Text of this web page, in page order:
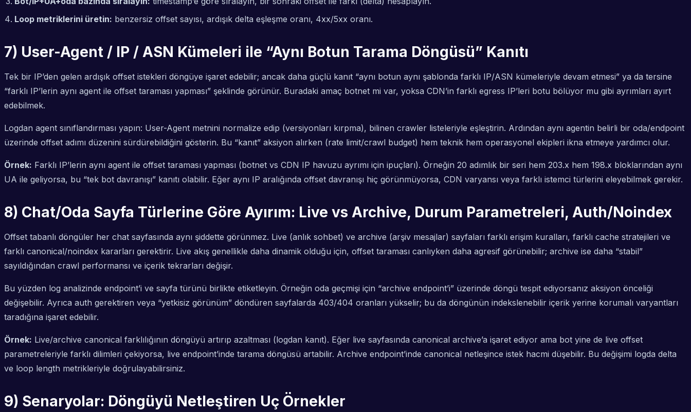
Loop metriklerini üretin: benzersiz offset sayısı, ardışık delta eşleşme oranı, 4xx/5xx oranı.
7) User-Agent / IP / ASN Kümeleri ile “Aynı Botun Tarama Döngüsü” Kanıtı
Tek bir IP’den gelen ardışık offset istekleri döngüye işaret edebilir; ancak daha güçlü kanıt “aynı botun aynı şablonda farklı IP/ASN kümeleriyle devam etmesi” ya da tersine
“farklı IP’lerin aynı agent ile offset taraması yapması” şeklinde görünür. Buradaki amaç botnet mi var, yoksa CDN’in farklı egress IP’leri botu bölüyor mu gibi ayrımları ayırt
edebilmek.
Logdan agent sınıflandırması yapın: User-Agent metnini normalize edip (versiyonları kırpma), bilinen crawler listeleriyle eşleştirin. Ardından aynı agentin belirli bir oda/endpoint
üzerinde offset adımı düzenini sürdürebildiğini gösterin. Bu “kanıt” aksiyon alırken (rate limit/crawl budget) hem teknik hem operasyonel ekipleri ikna etmeye yardımcı olur.
Örnek: Farklı IP’lerin aynı agent ile offset taraması yapması (botnet vs CDN IP havuzu ayrımı için ipuçları). Örneğin 20 adımlık bir seri hem 203.x hem 198.x bloklarından aynı
UA ile geliyorsa, bu “tek bot davranışı” kanıtı olabilir. Eğer aynı IP aralığında offset davranışı hiç görünmüyorsa, CDN varyansı veya farklı istemci türlerini eleyebilmek gerekir.
8) Chat/Oda Sayfa Türlerine Göre Ayırım: Live vs Archive, Durum Parametreleri, Auth/Noindex
Offset tabanlı döngüler her chat sayfasında aynı şiddette görünmez. Live (anlık sohbet) ve archive (arşiv mesajlar) sayfaları farklı erişim kuralları, farklı cache stratejileri ve
farklı canonical/noindex kararları gerektirir. Live akış genellikle daha dinamik olduğu için, offset taraması canlıyken daha agresif görünebilir; archive ise daha “stabil”
sayıldığından crawl performansı ve içerik tekrarları değişir.
Bu yüzden log analizinde endpoint’i ve sayfa türünü birlikte etiketleyin. Örneğin oda geçmişi için “archive endpoint’i” üzerinde döngü tespit ediyorsanız aksiyon önceliği
değişebilir. Ayrıca auth gerektiren veya “yetkisiz görünüm” döndüren sayfalarda 403/404 oranları yükselir; bu da döngünün indekslenebilir içerik yerine korumalı varyantları
taradığına işaret edebilir.
Örnek: Live/archive canonical farklılığının döngüyü artırıp azaltması (logdan kanıt). Eğer live sayfasında canonical archive’a işaret ediyor ama bot yine de live offset
parametreleriyle farklı dilimleri çekiyorsa, live endpoint’inde tarama döngüsü artabilir. Archive endpoint’inde canonical netleşince istek hacmi düşebilir. Bu değişimi logda delta
ve loop length metrikleriyle doğrulayabilirsiniz.
9) Senaryolar: Döngüyü Netleştiren Uç Örnekler